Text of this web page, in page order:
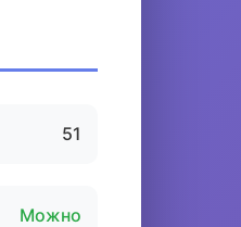
51
Можно